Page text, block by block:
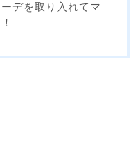
デを取り入れてマ